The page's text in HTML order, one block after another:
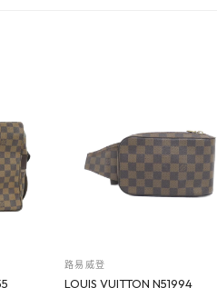
路易威登
LOUIS VUITTON N51994